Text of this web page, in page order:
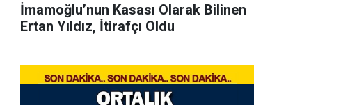
İmamoğlu’nun Kasası Olarak Bilinen
Ertan Yıldız, İtirafçı Oldu